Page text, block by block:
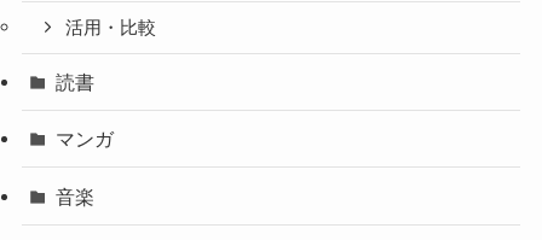
活用・比較
読書
マンガ
音楽